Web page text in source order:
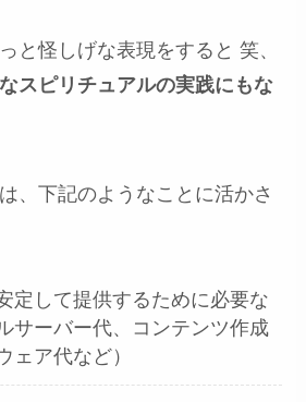
と怪しげな表現をすると 笑、
スピリチュアルの実践にもな
、下記のようなことに活かさ
定して提供するために必要な
サーバー代、コンテンツ作成
ェア代など）